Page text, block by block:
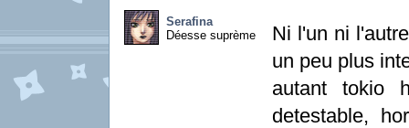
Serafina
Déesse suprème
Ni l'un ni
un peu plus
autant tokio
detestable,